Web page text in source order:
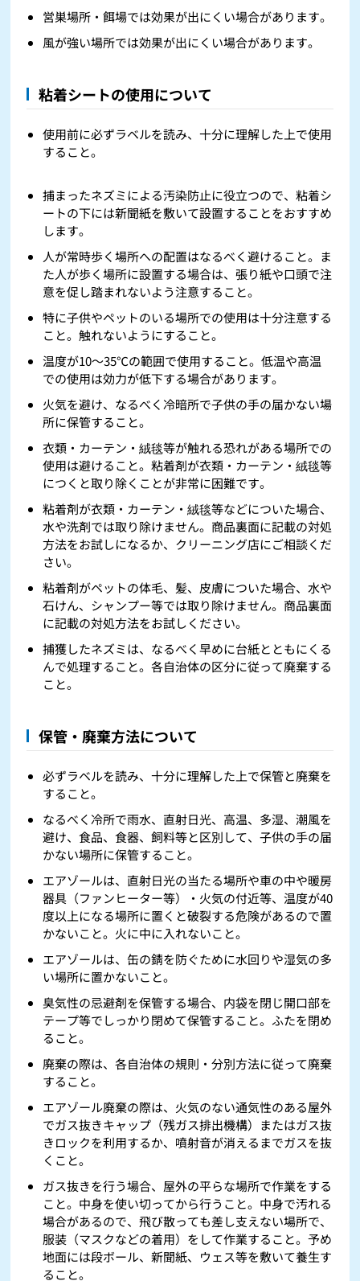
営巣場所・餌場では効果が出にくい場合があります。
風が強い場所では効果が出にくい場合があります。
粘着シートの使用について
使用前に必ずラベルを読み、十分に理解した上で使用
すること。
捕まったネズミによる汚染防止に役立つので、粘着シ
ートの下には新聞紙を敷いて設置することをおすすめ
します。
人が常時歩く場所への配置はなるべく避けること。ま
た人が歩く場所に設置する場合は、張り紙や口頭で注
意を促し踏まれないよう注意すること。
特に子供やペットのいる場所での使用は十分注意する
こと。触れないようにすること。
温度が10～35℃の範囲で使用すること。低温や高温
での使用は効力が低下する場合があります。
火気を避け、なるべく冷暗所で子供の手の届かない場
所に保管すること。
衣類・カーテン・絨毯等が触れる恐れがある場所での
使用は避けること。粘着剤が衣類・カーテン・絨毯等
につくと取り除くことが非常に困難です。
粘着剤が衣類・カーテン・絨毯等などについた場合、
水や洗剤では取り除けません。商品裏面に記載の対処
方法をお試しになるか、クリーニング店にご相談くだ
さい。
粘着剤がペットの体毛、髪、皮膚についた場合、水や
石けん、シャンプー等では取り除けません。商品裏面
に記載の対処方法をお試しください。
捕獲したネズミは、なるべく早めに台紙とともにくる
んで処理すること。各自治体の区分に従って廃棄する
こと。
保管・廃棄方法について
必ずラベルを読み、十分に理解した上で保管と廃棄を
すること。
なるべく冷所で雨水、直射日光、高温、多湿、潮風を
避け、食品、食器、飼料等と区別して、子供の手の届
かない場所に保管すること。
エアゾールは、直射日光の当たる場所や車の中や暖房
器具（ファンヒーター等）・火気の付近等、温度が40
度以上になる場所に置くと破裂する危険があるので置
かないこと。火に中に入れないこと。
エアゾールは、缶の錆を防ぐために水回りや湿気の多
い場所に置かないこと。
臭気性の忌避剤を保管する場合、内袋を閉じ開口部を
テープ等でしっかり閉めて保管すること。ふたを閉め
ること。
廃棄の際は、各自治体の規則・分別方法に従って廃棄
すること。
エアゾール廃棄の際は、火気のない通気性のある屋外
でガス抜きキャップ（残ガス排出機構）またはガス抜
きロックを利用するか、噴射音が消えるまでガスを抜
くこと。
ガス抜きを行う場合、屋外の平らな場所で作業をする
こと。中身を使い切ってから行うこと。中身で汚れる
場合があるので、飛び散っても差し支えない場所で、
服装（マスクなどの着用）をして作業すること。予め
地面には段ボール、新聞紙、ウェス等を敷いて養生す
ること。